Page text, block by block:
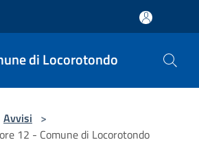
di Locorotondo
Avvisi >
12 - Comune di Locorotondo